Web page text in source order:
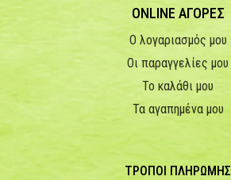
ONLINE ΑΓΟΡΕΣ
Ο λογαριασμός μου
Οι παραγγελίες μου
Το καλάθι μου
Τα αγαπημένα μου
ΤΡΟΠΟΙ ΠΛΗΡΩΜΗΣ